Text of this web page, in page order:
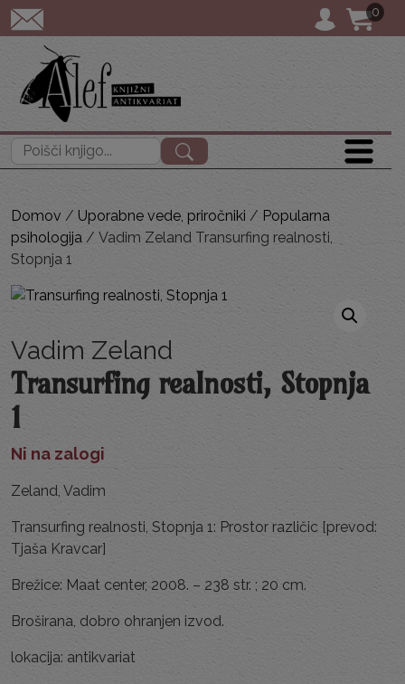
POŠTNINA:0
Išči:
Domov / Uporabne vede, priročniki / Popularna
psihologija / Vadim Zeland Transurfing realnosti,
Stopnja 1
Vadim Zeland
Transurfing realnosti, Stopnja
1
Ni na zalogi
Zeland, Vadim
Transurfing realnosti, Stopnja 1: Prostor različic [prevod:
Tjaša Kravcar]
Brežice: Maat center, 2008. – 238 str. ; 20 cm.
Broširana, dobro ohranjen izvod.
lokacija: antikvariat